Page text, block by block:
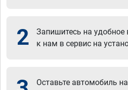
2
Запишитесь на удобное
к нам в сервис на
Оставьте автомобиль